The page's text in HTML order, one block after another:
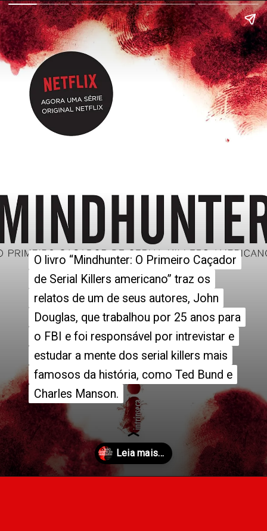
O livro “Mindhunter: O Primeiro Caçador
de Serial Killers americano” traz os
relatos de um de seus autores, John
Douglas, que trabalhou por 25 anos para
o FBI e foi responsável por intrevistar e
estudar a mente dos serial killers mais
famosos da história, como Ted Bund e
Charles Manson.
O livro “Mindhunter: O Primeiro Caçador
de Serial Killers americano” traz os
relatos de um de seus autores, John
Douglas, que trabalhou por 25 anos para
o FBI e foi responsável por intrevistar e
estudar a mente dos serial killers mais
famosos da história, como Ted Bund e
Charles Manson.